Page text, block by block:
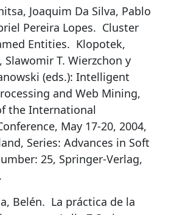
Joaquim Da Silva, Pablo
Pereira Lopes. Cluster
Entities. Klopotek,
Slawomir T. Wierzchon y
(eds.): Intelligent
and Web Mining,
the International
May 17-20, 2004,
Series: Advances in Soft
25, Springer-Verlag,
Belén. La práctica de la